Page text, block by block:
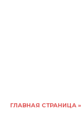
ГЛАВНАЯ СТРАНИЦА »